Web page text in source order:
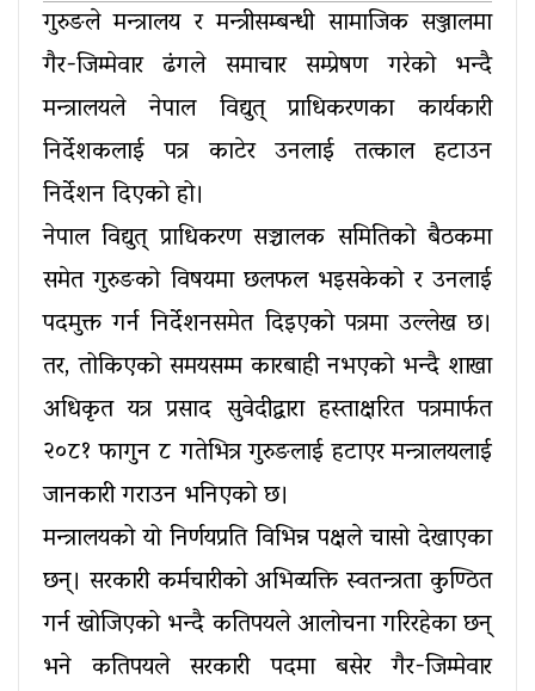
गुरुङले मन्त्रालय र मन्त्रीसम्बन्धी सामाजिक सञ्जालमा
गैर-जिम्मेवार ढंगले समाचार सम्प्रेषण गरेको भन्दै
मन्त्रालयले नेपाल विद्युत् प्राधिकरणका कार्यकारी
निर्देशकलाई पत्र काटेर उनलाई तत्काल हटाउन
निर्देशन दिएको हो।
नेपाल विद्युत् प्राधिकरण सञ्चालक समितिको बैठकमा
समेत गुरुङको विषयमा छलफल भइसकेको र उनलाई
पदमुक्त गर्न निर्देशनसमेत दिइएको पत्रमा उल्लेख छ।
तर, तोकिएको समयसम्म कारबाही नभएको भन्दै शाखा
अधिकृत यत्र प्रसाद सुवेदीद्वारा हस्ताक्षरित पत्रमार्फत
२०८१ फागुन ८ गतेभित्र गुरुङलाई हटाएर मन्त्रालयलाई
जानकारी गराउन भनिएको छ।
मन्त्रालयको यो निर्णयप्रति विभिन्न पक्षले चासो देखाएका
छन्। सरकारी कर्मचारीको अभिव्यक्ति स्वतन्त्रता कुण्ठित
गर्न खोजिएको भन्दै कतिपयले आलोचना गरिरहेका छन्
भने कतिपयले सरकारी पदमा बसेर गैर-जिम्मेवार